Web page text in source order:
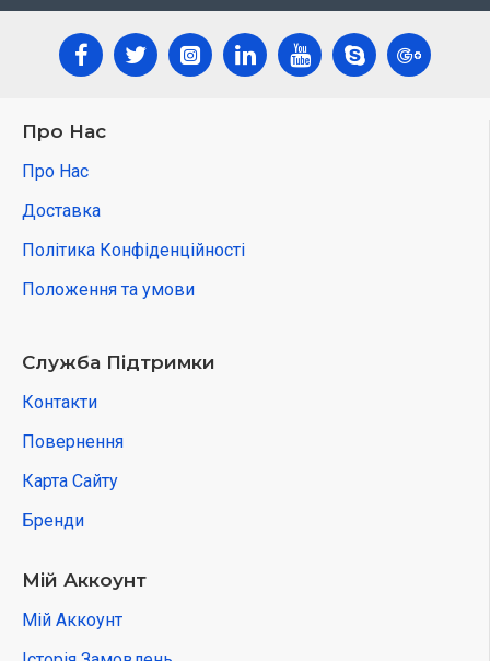
Про Нас
Про Нас
Доставка
Політика Конфіденційності
Положення та умови
Служба Підтримки
Контакти
Повернення
Карта Сайту
Бренди
Мій Аккоунт
Мій Аккоунт